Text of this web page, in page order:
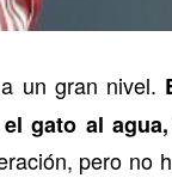
un gran nivel.
gato al
pero no